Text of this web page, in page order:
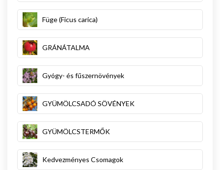
Füge (Ficus carica)
GRÁNÁTALMA
Gyógy- és fűszernövények
GYÜMÖLCSADÓ SÖVÉNYEK
GYÜMÖLCSTERMŐK
Kedvezményes Csomagok